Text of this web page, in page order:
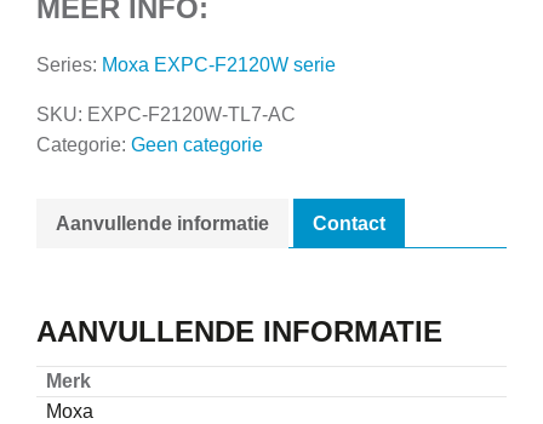
MEER INFO:
Series: Moxa EXPC-F2120W serie
SKU: EXPC-F2120W-TL7-AC
Categorie: Geen categorie
Aanvullende informatie Contact
AANVULLENDE INFORMATIE
Merk
Moxa